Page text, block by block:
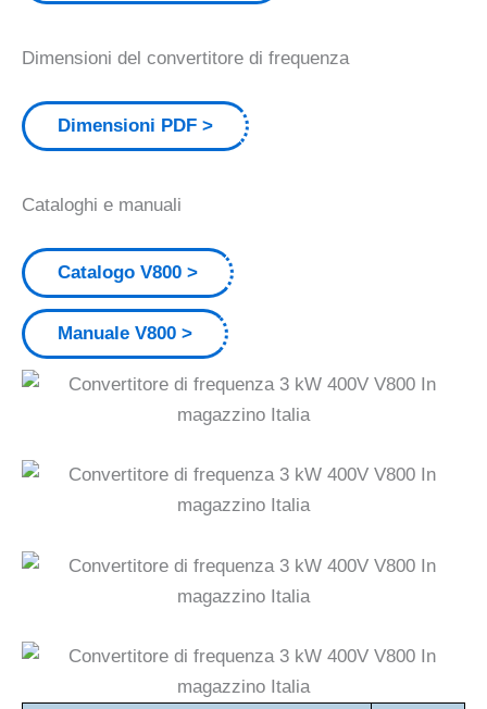
Dimensioni del convertitore di frequenza
Dimensioni PDF
Cataloghi e manuali
Catalogo V800
Manuale V800